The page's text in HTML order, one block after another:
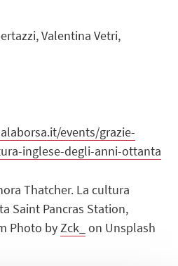
Valentina Vetri,
events/grazie-
inglese-degli-anni-ottanta
Thatcher. La cultura
Saint Pancras Station,
Photo byZck_ on Unsplash